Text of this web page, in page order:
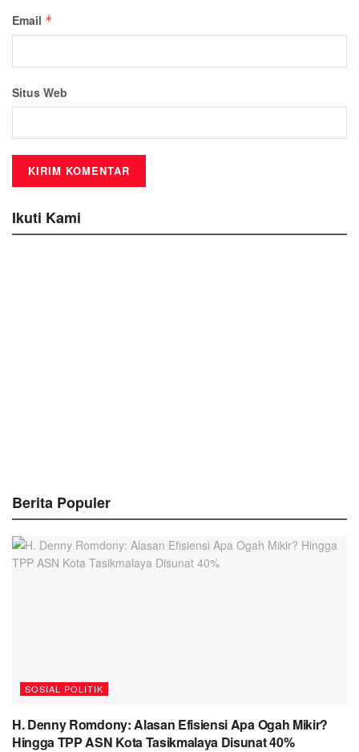
Email *
Situs Web
Ikuti Kami
Berita Populer
SOSIAL POLITIK
H. Denny Romdony: Alasan Efisiensi Apa Ogah Mikir?
Hingga TPP ASN Kota Tasikmalaya Disunat 40%